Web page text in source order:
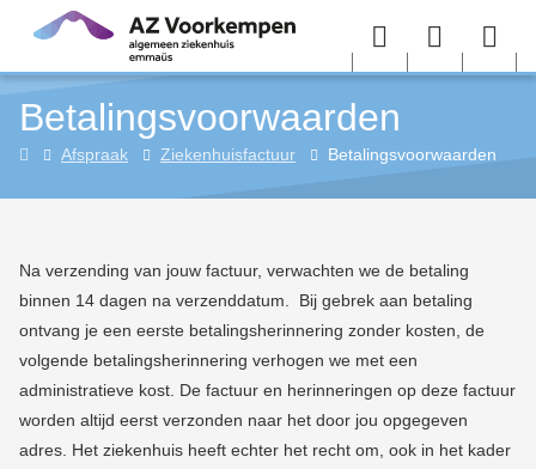
Overslaan en naar de inhoud gaan
Menu User
Betalingsvoorwaarden
HomeAfspraak Ziekenhuisfactuur Betalingsvoorwaarden
Na verzending van jouw factuur, verwachten we de betaling
binnen 14 dagen na verzenddatum. Bij gebrek aan betaling
ontvang je een eerste betalingsherinnering zonder kosten, de
volgende betalingsherinnering verhogen we met een
administratieve kost. De factuur en herinneringen op deze factuur
worden altijd eerst verzonden naar het door jou opgegeven
adres. Het ziekenhuis heeft echter het recht om, ook in het kader